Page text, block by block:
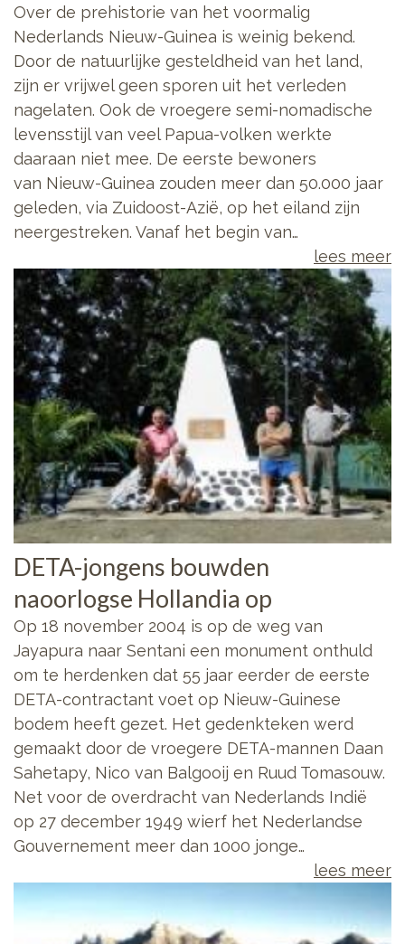
Over de prehistorie van het voormalig
Nederlands Nieuw-Guinea is weinig bekend.
Door de natuurlijke gesteldheid van het land,
zijn er vrijwel geen sporen uit het verleden
nagelaten. Ook de vroegere semi-nomadische
levensstijl van veel Papua-volken werkte
daaraan niet mee. De eerste bewoners
van Nieuw-Guinea zouden meer dan 50.000 jaar
geleden, via Zuidoost-Azië, op het eiland zijn
neergestreken. Vanaf het begin van…
lees meer
DETA-jongens bouwden
naoorlogse Hollandia op
Op 18 november 2004 is op de weg van
Jayapura naar Sentani een monument onthuld
om te herdenken dat 55 jaar eerder de eerste
DETA-contractant voet op Nieuw-Guinese
bodem heeft gezet. Het gedenkteken werd
gemaakt door de vroegere DETA-mannen Daan
Sahetapy, Nico van Balgooij en Ruud Tomasouw.
Net voor de overdracht van Nederlands Indië
op 27 december 1949 wierf het Nederlandse
Gouvernement meer dan 1000 jonge…
lees meer